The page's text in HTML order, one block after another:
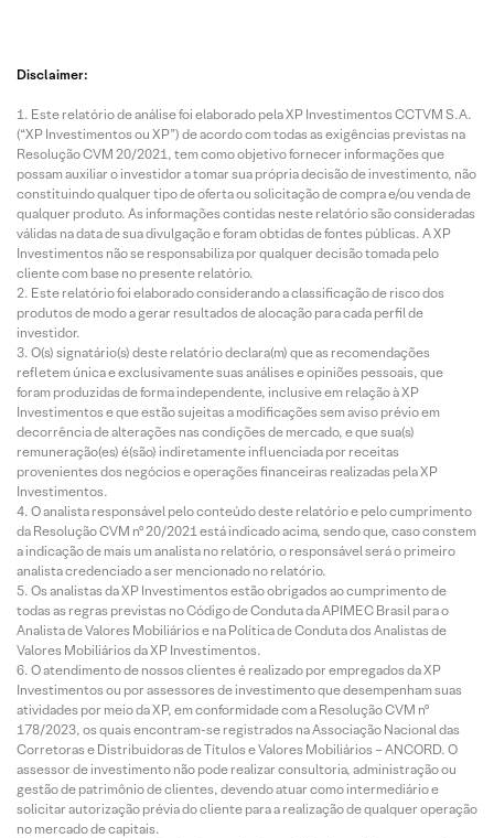
Disclaimer:
Este relatório de análise foi elaborado pela XP Investimentos CCTVM S.A.
(“XP Investimentos ou XP”) de acordo com todas as exigências previstas na
Resolução CVM 20/2021, tem como objetivo fornecer informações que
possam auxiliar o investidor a tomar sua própria decisão de investimento, não
constituindo qualquer tipo de oferta ou solicitação de compra e/ou venda de
qualquer produto. As informações contidas neste relatório são consideradas
válidas na data de sua divulgação e foram obtidas de fontes públicas. A XP
Investimentos não se responsabiliza por qualquer decisão tomada pelo
cliente com base no presente relatório.
Este relatório foi elaborado considerando a classificação de risco dos
produtos de modo a gerar resultados de alocação para cada perfil de
investidor.
O(s) signatário(s) deste relatório declara(m) que as recomendações
refletem única e exclusivamente suas análises e opiniões pessoais, que
foram produzidas de forma independente, inclusive em relação à XP
Investimentos e que estão sujeitas a modificações sem aviso prévio em
decorrência de alterações nas condições de mercado, e que sua(s)
remuneração(es) é(são) indiretamente influenciada por receitas
provenientes dos negócios e operações financeiras realizadas pela XP
Investimentos.
O analista responsável pelo conteúdo deste relatório e pelo cumprimento
da Resolução CVM nº 20/2021 está indicado acima, sendo que, caso constem
a indicação de mais um analista no relatório, o responsável será o primeiro
analista credenciado a ser mencionado no relatório.
Os analistas da XP Investimentos estão obrigados ao cumprimento de
todas as regras previstas no Código de Conduta da APIMEC Brasil para o
Analista de Valores Mobiliários e na Política de Conduta dos Analistas de
Valores Mobiliários da XP Investimentos.
O atendimento de nossos clientes é realizado por empregados da XP
Investimentos ou por assessores de investimento que desempenham suas
atividades por meio da XP, em conformidade com a Resolução CVM nº
178/2023, os quais encontram-se registrados na Associação Nacional das
Corretoras e Distribuidoras de Títulos e Valores Mobiliários – ANCORD. O
assessor de investimento não pode realizar consultoria, administração ou
gestão de patrimônio de clientes, devendo atuar como intermediário e
solicitar autorização prévia do cliente para a realização de qualquer operação
no mercado de capitais.